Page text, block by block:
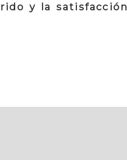
y la satisfacción